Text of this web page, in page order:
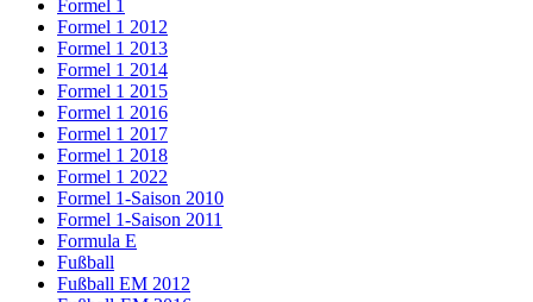
Formel 1
Formel 1 2012
Formel 1 2013
Formel 1 2014
Formel 1 2015
Formel 1 2016
Formel 1 2017
Formel 1 2018
Formel 1 2022
Formel 1-Saison 2010
Formel 1-Saison 2011
Formula E
Fußball
Fußball EM 2012